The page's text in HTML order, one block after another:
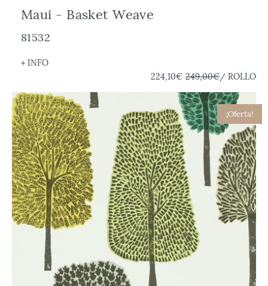
Maui - Basket Weave
81532
+ INFO
224,10€ 249,00€/ ROLLO
¡Oferta!